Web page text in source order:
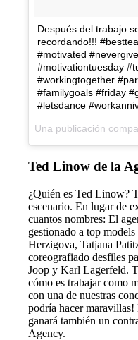
Después del trabajo
recordando!!!
#motivated
#motivationtuesday
#workingtogether
#familygoals #friday
#letsdance
Ted Linow de la
¿Quién es Ted Linow?
escenario. En lugar de
cuantos nombres: El
gestionado a top
Herzigova, Tatjana
coreografiado desfiles
Joop y Karl Lagerfeld.
cómo es trabajar como
con una de nuestras
podría hacer
ganará también un
Agency.